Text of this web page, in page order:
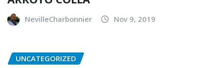
NevilleCharbonnier Nov 9, 2019
UNCATEGORIZED